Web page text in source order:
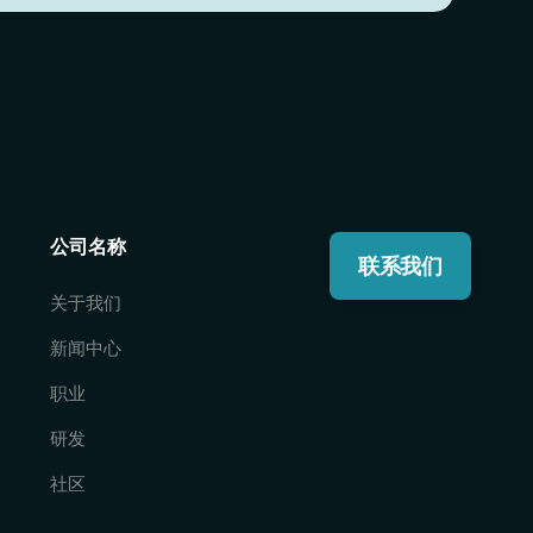
公司名称
关于我们
新闻中心
职业
研发
社区
联系我们